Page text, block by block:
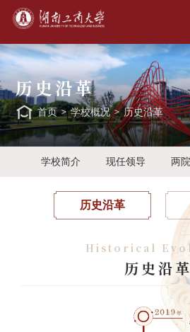
历史沿革
首页 > 学校概况 > 历史沿革
学校简介 现任领导 两
历史沿革
Historical
历史沿革